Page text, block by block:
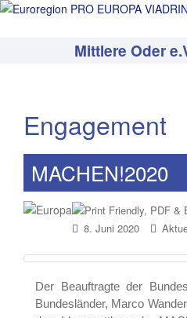
Mittlere Oder
Engagement
MACHEN!2020
8. Juni 2020
Der Beauftragte der
Bundesländer, Marco